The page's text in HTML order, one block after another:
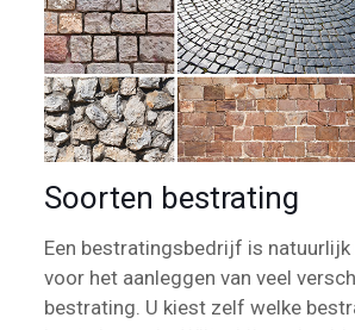
Soorten bestrating
Een bestratingsbedrijf is
voor het aanleggen van veel
bestrating. U kiest zelf welke